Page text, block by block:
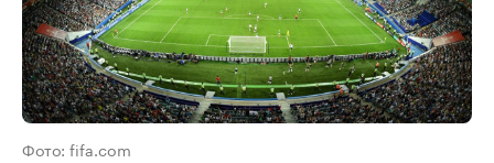
Фото: fifa.com